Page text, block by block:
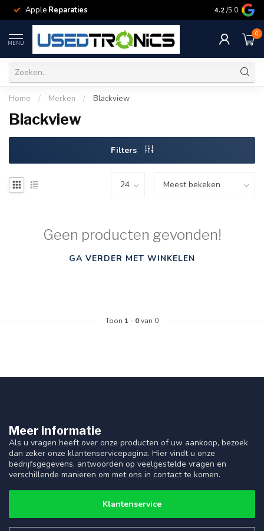
Apple Reparaties Samsung
4.2 /5.0
MENU
0
Home / Merken / Blackview
Blackview
Filters
Geen producten gevonden!
GA VERDER MET WINKELEN
Toon 1 - 0van 0
Meer informatie
Als u vragen heeft over onze producten of uw aankoop, bezoek
dan zeker onze klantenservicepagina. Hier vindt u onze
bedrijfsgegevens, antwoorden op veelgestelde vragen en
verschillende manieren om met ons in contact te komen.
Klantenservice